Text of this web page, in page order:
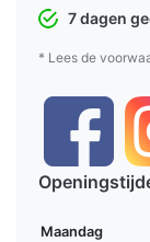
7 dagen
* Lees de
Maandag